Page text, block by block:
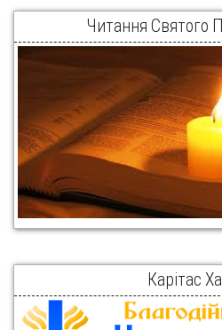
Читання Святого
Карітас